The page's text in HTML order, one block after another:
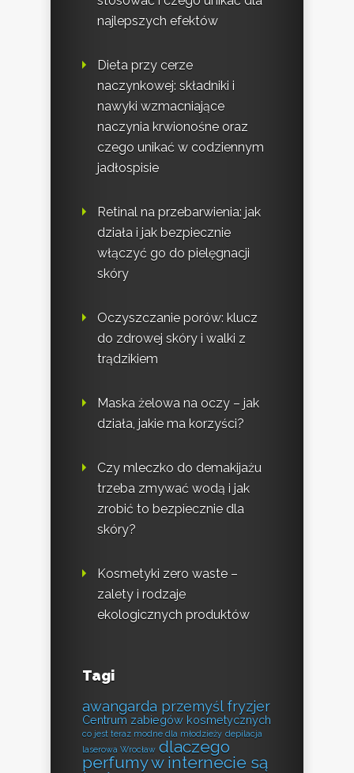
najlepszych efektów
Dieta przy cerze
naczynkowej: składniki i
nawyki wzmacniające
naczynia krwionośne oraz
czego unikać w codziennym
jadłospisie
Retinal na przebarwienia: jak
działa i jak bezpiecznie
włączyć go do pielęgnacji
skóry
Oczyszczanie porów: klucz
do zdrowej skóry i walki z
trądzikiem
Maska żelowa na oczy – jak
działa, jakie ma korzyści?
Czy mleczko do demakijażu
trzeba zmywać wodą i jak
zrobić to bezpiecznie dla
skóry?
Kosmetyki zero waste –
zalety i rodzaje
ekologicznych produktów
Tagi
awangarda przemyśl fryzjer
Centrum zabiegów kosmetycznych
co jest teraz modne dla młodzieży depilacja
laserowa Wrocław dlaczego
perfumy w internecie są